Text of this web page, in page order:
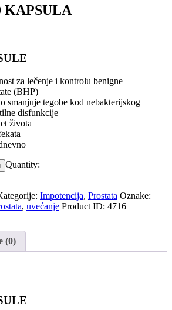
KAPSULA
za lečenje i kontrolu benigne
(BHP)
smanjuje tegobe kod nebakterijskog
disfunkcije
života
Quantity:
Impotencija, Prostata Oznake:
, uvećanje Product ID: 4716
(0)